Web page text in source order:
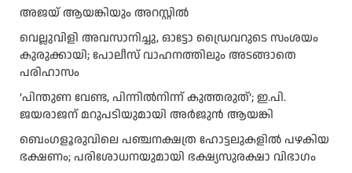
അജയ് ആയങ്കിയും അറസ്റ്റിൽ
വെല്ലുവിളി അവസാനിച്ചു, ഓട്ടോ ഡ്രൈവറുടെ സംശയം
കുരുക്കായി; പോലീസ് വാഹനത്തിലും അടങ്ങാതെ
പരിഹാസം
‘പിന്തുണ വേണ്ട, പിന്നിൽനിന്ന് കുത്തരുത്’; ഇ.പി.
ജയരാജന് മറുപടിയുമായി അർജുൻ ആയങ്കി
ബെംഗളൂരുവിലെ പഞ്ചനക്ഷത്ര ഹോട്ടലുകളിൽ പഴകിയ
ഭക്ഷണം; പരിശോധനയുമായി ഭക്ഷ്യസുരക്ഷാ വിഭാഗം